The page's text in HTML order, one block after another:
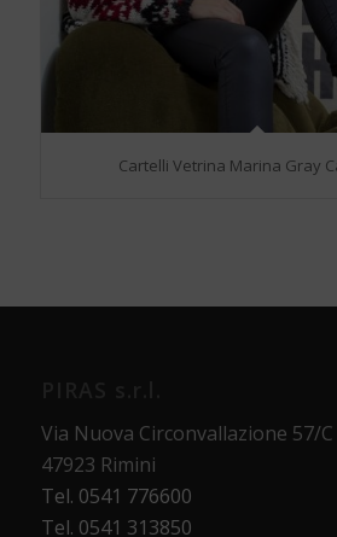
Cartelli Vetrina Marina Gray
Via Nuova Circonvallazione 57/C
47923 Rimini
Tel. 0541 776600
Tel. 0541 313850